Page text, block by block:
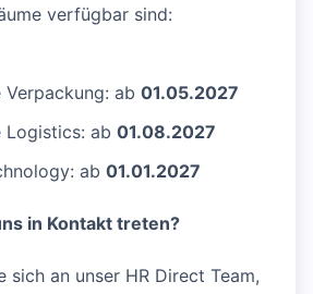
verfügbar sind:
Verpackung: ab 01.05.2027
Logistics: ab 01.08.2027
ab 01.01.2027
in Kontakt treten?
sich an unser HR Direct Team,